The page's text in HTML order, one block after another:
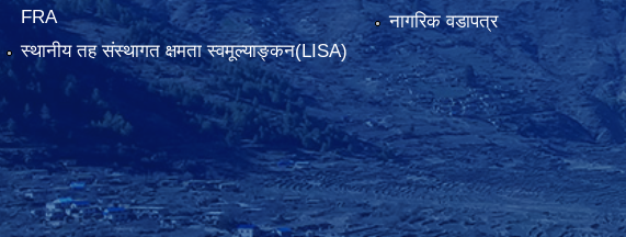
FRA
स्थानीय तह संस्थागत क्षमता स्वमूल्याङ्कन(LISA)
नागरिक वडापत्र